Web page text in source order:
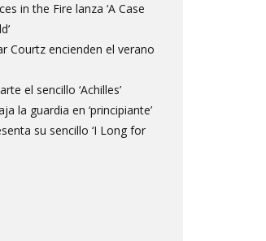
in the Fire lanza ‘A Case
Courtz encienden el verano
el sencillo ‘Achilles’
la guardia en ‘principiante’
su sencillo ‘I Long for